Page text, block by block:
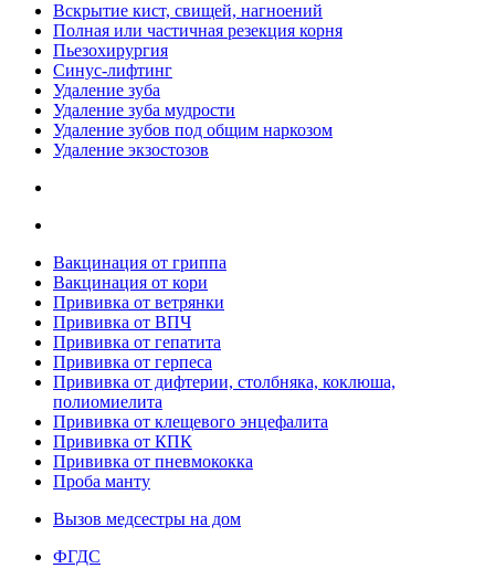
Вскрытие кист, свищей, нагноений
Полная или частичная резекция корня
Пьезохирургия
Синус-лифтинг
Удаление зуба
Удаление зуба мудрости
Удаление зубов под общим наркозом
Удаление экзостозов
Вакцинация от гриппа
Вакцинация от кори
Прививка от ветрянки
Прививка от ВПЧ
Прививка от гепатита
Прививка от герпеса
Прививка от дифтерии, столбняка, коклюша,
полиомиелита
Прививка от клещевого энцефалита
Прививка от КПК
Прививка от пневмококка
Проба манту
Вызов медсестры на дом
ФГДС